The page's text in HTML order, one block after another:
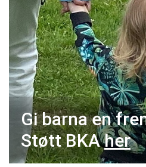
Gi barna en
Støtt BKAher